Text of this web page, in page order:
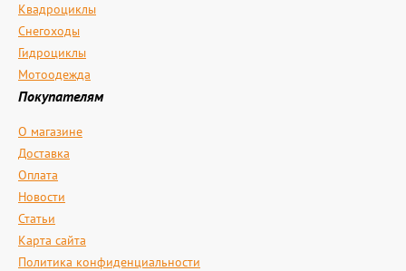
Квадроциклы
Снегоходы
Гидроциклы
Мотоодежда
Покупателям
О магазине
Доставка
Оплата
Новости
Статьи
Карта сайта
Политика конфиденциальности